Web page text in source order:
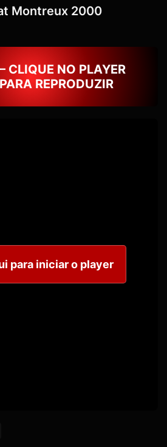
Montreux 2000
CLIQUE NO PLAYER
REPRODUZIR
para iniciar o player